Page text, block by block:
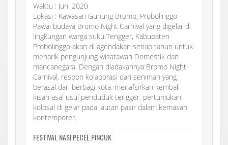
Waktu : Juni 2020
Lokasi : Kawasan Gunung Bromo, Probolinggo
Pawai budaya Bromo Night Carnival yang digelar di
lingkungan warga suku Tengger, Kabupaten
Probolinggo akan di agendakan setiap tahun untuk
menarik pengunjung wisatawan Domestik dan
mancanegara. Dengan diadakannya Bromo Night
Carnival, respon kolaborasi dari seniman yang
berasal dari berbagi kota. menafsirkan kembali
kisah asal usul penduduk tengger, pertunjukan
kolosal di gelar pada lautan pasir dalam kemasan
kontemporer.
FESTIVAL NASI PECEL PINCUK